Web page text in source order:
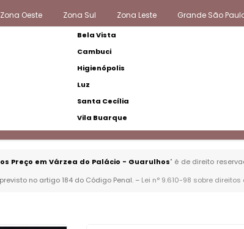
Zona Oeste Zona Sul Zona Leste Grande São
Bela Vista
Cambuci
Higienópolis
Luz
Santa Cecília
Vila Buarque
Preço em Várzea do Palácio - Guarulhos" é de direito
no artigo 184 do Código Penal. – Lei n° 9.610-98 sobre